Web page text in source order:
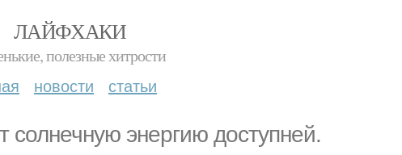
ЛАЙФХАКИ
полезные хитрости
новости статьи
солнечную энергию доступней.